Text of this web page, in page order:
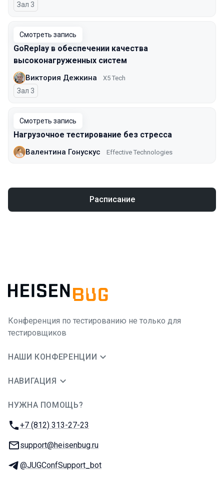
Зал 3
Смотреть запись
GoReplay в обеспечении качества
высоконагруженных систем
Виктория Дежкина X5 Tech
Зал 3
Смотреть запись
Нагрузочное тестирование без стресса
Валентина Гонускус Effective Technologies
Расписание
Конференция по тестированию не только для
тестировщиков
НАШИ КОНФЕРЕНЦИИ
НАВИГАЦИЯ
НУЖНА ПОМОЩЬ?
Телефон:
+7 (812) 313-27-23
E-mail:
support@heisenbug.ru
Телеграм:
@JUGConfSupport_bot